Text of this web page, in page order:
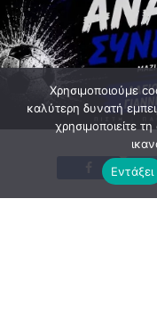
Χρησιμοποιούμε
καλύτερη δυνατή
χρησιμοποιείτε
Εντάξει